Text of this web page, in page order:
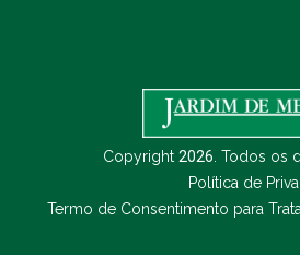
Copyright 2026 . Todos os
Política de
Termo de Consentimento para